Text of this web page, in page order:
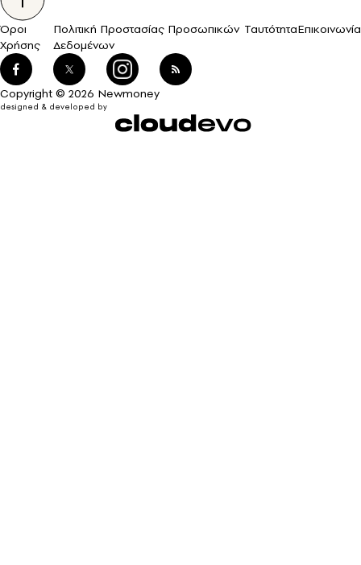
Όροι
Χρήσης
Πολιτική Προστασίας Προσωπικών
Δεδομένων
ΤαυτότηταΕπικοινωνία
Copyright © 2026 Newmoney
designed & developed by